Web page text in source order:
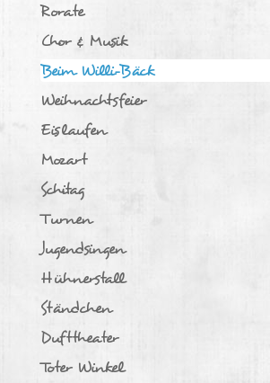
Rorate
Chor & Musik
Beim Willi-Bäck
Weihnachtsfeier
Eislaufen
Mozart
Schitag
Turnen
Jugendsingen
Hühnerstall
Ständchen
Dufttheater
Toter Winkel